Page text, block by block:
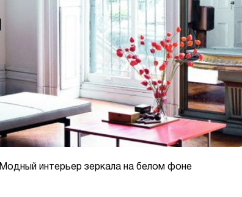
Модный интерьер зеркала на белом фоне